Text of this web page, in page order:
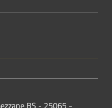
BS - 25065 -